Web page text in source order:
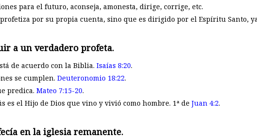
para el futuro, aconseja, amonesta, dirige, corrige, etc.
por su propia cuenta, sino que es dirigido por el Espíritu Santo,
a un verdadero profeta.
de acuerdo con la Biblia. Isaías 8:20.
se cumplen. Deuteronomio 18:22.
predica. Mateo 7:15-20.
es el Hijo de Dios que vino y vivió como hombre. 1ª de Juan 4:2.
en la iglesia remanente.